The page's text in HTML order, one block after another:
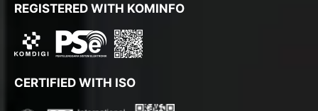
REGISTERED WITH KOMINFO
CERTIFIED WITH ISO